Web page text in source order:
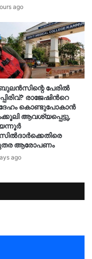
ago
പേരിൽ
രാജേഷിന്‍റെ
കൊണ്ടുപോകാൻ
ആവശ്യപ്പെട്ടു,
ആരോപണം
ago